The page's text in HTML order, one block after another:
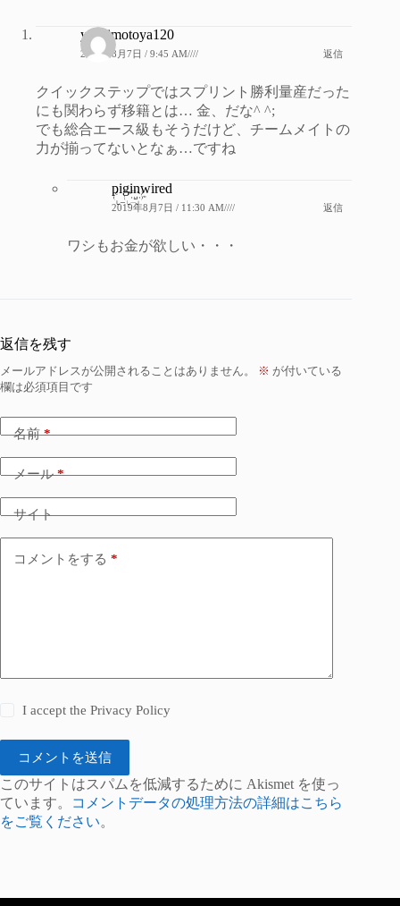
yoshimotoya120
2019年8月7日 / 9:45 AM//// 返信
クイックステップではスプリント勝利量産だった
にも関わらず移籍とは… 金、だな^ ^;
でも総合エース級もそうだけど、チームメイトの
力が揃ってないとなぁ…ですね
piginwired
2019年8月7日 / 11:30 AM//// 返信
ワシもお金が欲しい・・・
返信を残す
メールアドレスが公開されることはありません。 ※ が付いている
欄は必須項目です
名前*
メール*
サイト
コメントをする *
I accept thePrivacy Policy
コメントを送信
このサイトはスパムを低減するために Akismet を使っ
ています。
コメントデータの処理方法の詳細はこちら
をご覧ください。